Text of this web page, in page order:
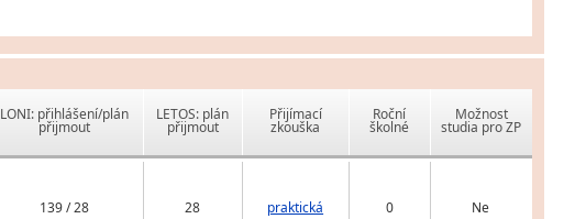
LONI: přihlášení/plán
přijmout
LETOS: plán
přijmout
Přijímací
zkouška
Roční
školné
Možnost
studia pro ZP
139 / 28 28 praktická 0 Ne